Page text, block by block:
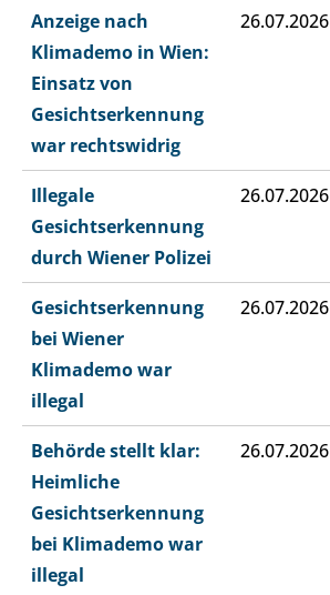
Anzeige nach
Klimademo in Wien:
Einsatz von
Gesichtserkennung
war rechtswidrig
26.07.2026
Illegale
Gesichtserkennung
durch Wiener Polizei
26.07.2026
Gesichtserkennung
bei Wiener
Klimademo war
illegal
26.07.2026
Behörde stellt klar:
Heimliche
Gesichtserkennung
bei Klimademo war
illegal
26.07.2026